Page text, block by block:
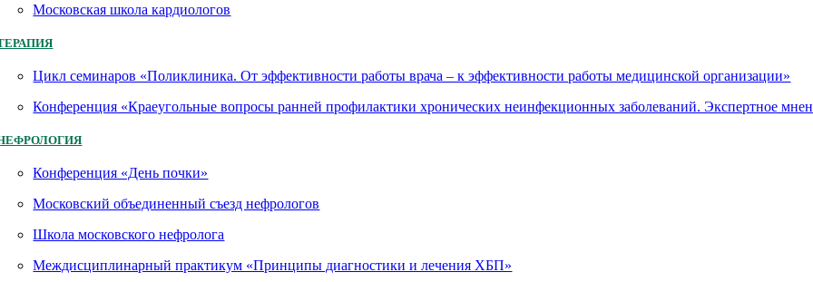
Московская школа кардиологов
Цикл семинаров «Поликлиника. От эффективности работы врача – к эффективности работы медицинской организации»
Конференция «Краеугольные вопросы ранней профилактики хронических неинфекционных заболеваний. Экспертное
Конференция «День почки»
Московский объединенный съезд нефрологов
Школа московского нефролога
Междисциплинарный практикум «Принципы диагностики и лечения ХБП»